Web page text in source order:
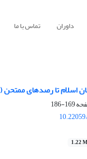
داوران تماس با ما
ممتحن (213 قمری / 828 میلادی)
169-186
1.22 M